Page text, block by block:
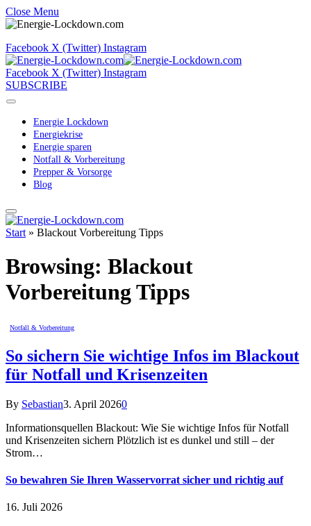
Close Menu
Facebook X (Twitter) Instagram
Facebook X (Twitter) Instagram
SUBSCRIBE
Energie Lockdown
Energiekrise
Energie sparen
Notfall & Vorbereitung
Prepper & Vorsorge
Blog
Start » Blackout Vorbereitung Tipps
Browsing: Blackout
Vorbereitung Tipps
Notfall & Vorbereitung
So sichern Sie wichtige Infos im Blackout
für Notfall und Krisenzeiten
By Sebastian3. April 20260
Informationsquellen Blackout: Wie Sie wichtige Infos für Notfall
und Krisenzeiten sichern Plötzlich ist es dunkel und still – der
Strom…
So bewahren Sie Ihren Wasservorrat sicher und richtig auf
16. Juli 2026